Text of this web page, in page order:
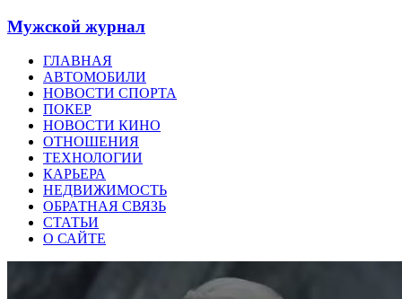
Мужской журнал
ГЛАВНАЯ
АВТОМОБИЛИ
НОВОСТИ СПОРТА
ПОКЕР
НОВОСТИ КИНО
ОТНОШЕНИЯ
ТЕХНОЛОГИИ
КАРЬЕРА
НЕДВИЖИМОСТЬ
ОБРАТНАЯ СВЯЗЬ
СТАТЬИ
О САЙТЕ